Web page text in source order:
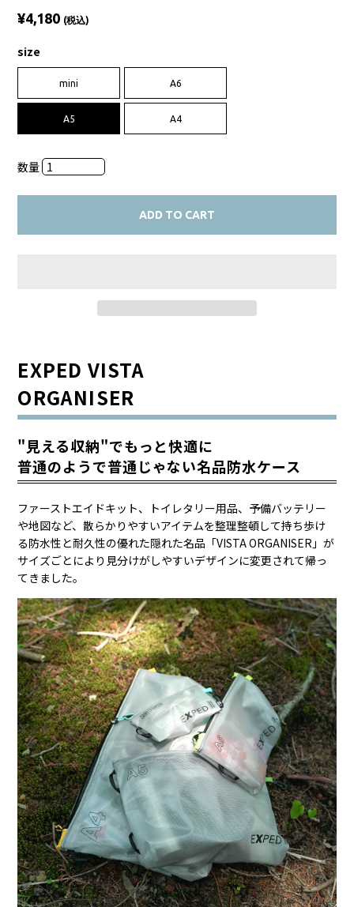
¥4,180 (税込)
size
mini A6
A5 A4
数量
ADD TO CART
EXPED VISTA
ORGANISER
"見える収納"でもっと快適に
普通のようで普通じゃない名品防水ケース
ファーストエイドキット、トイレタリー用品、予備バッテリー
や地図など、散らかりやすいアイテムを整理整頓して持ち歩け
る防水性と耐久性の優れた隠れた名品「VISTA ORGANISER」が
サイズごとにより見分けがしやすいデザインに変更されて帰っ
てきました。